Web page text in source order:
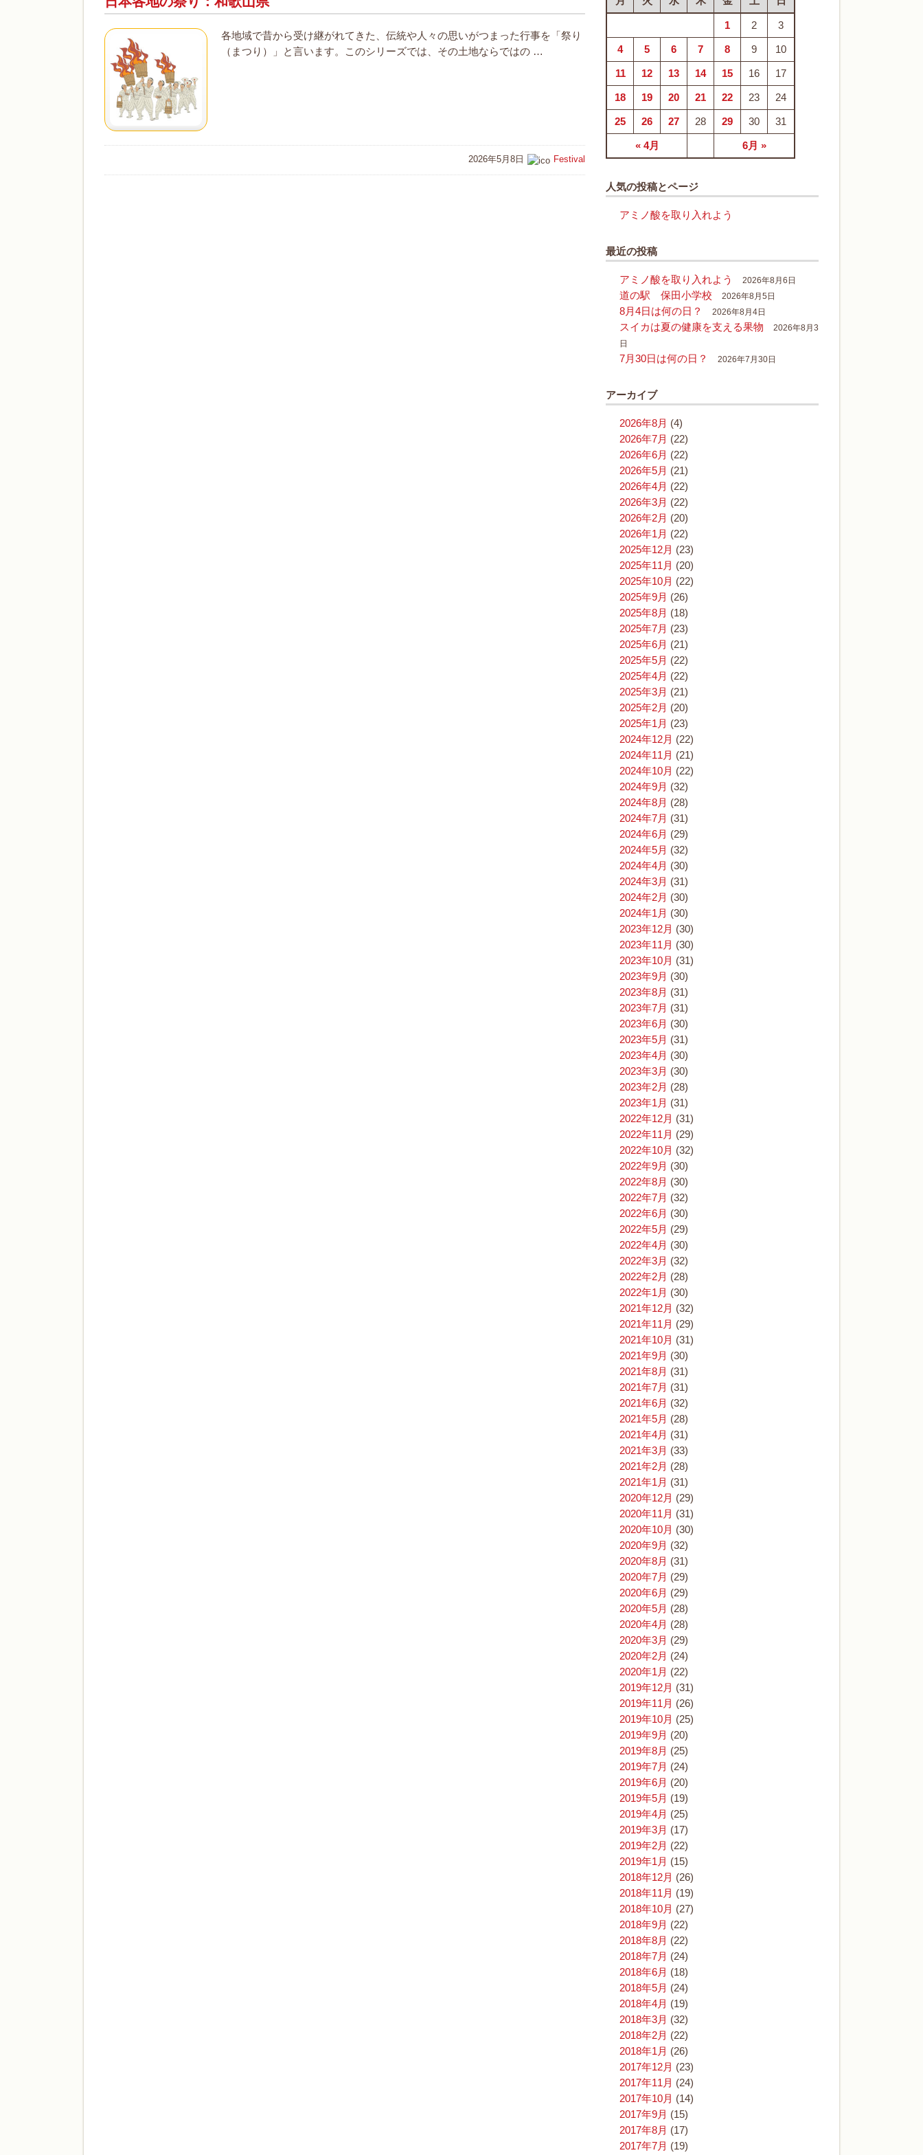
各地域で昔から受け継がれてきた、伝統や人々の思いがつまった行事を「祭り
（まつり）」と言います。このシリーズでは、その土地ならではの …
2026年5月8日 Festival
« 4月 6月 »
1 2 3
4 5 6 7 8 9 10
11 12 13 14 15 16 17
18 19 20 21 22 23 24
25 26 27 28 29 30 31
人気の投稿とページ
アミノ酸を取り入れよう
最近の投稿
アミノ酸を取り入れよう 2026年8月6日
道の駅 保田小学校 2026年8月5日
8月4日は何の日？ 2026年8月4日
スイカは夏の健康を支える果物
2026年8月3
日
7月30日は何の日？ 2026年7月30日
アーカイブ
2026年8月 (4)
2026年7月 (22)
2026年6月 (22)
2026年5月 (21)
2026年4月 (22)
2026年3月 (22)
2026年2月 (20)
2026年1月 (22)
2025年12月 (23)
2025年11月 (20)
2025年10月 (22)
2025年9月 (26)
2025年8月 (18)
2025年7月 (23)
2025年6月 (21)
2025年5月 (22)
2025年4月 (22)
2025年3月 (21)
2025年2月 (20)
2025年1月 (23)
2024年12月 (22)
2024年11月 (21)
2024年10月 (22)
2024年9月 (32)
2024年8月 (28)
2024年7月 (31)
2024年6月 (29)
2024年5月 (32)
2024年4月 (30)
2024年3月 (31)
2024年2月 (30)
2024年1月 (30)
2023年12月 (30)
2023年11月 (30)
2023年10月 (31)
2023年9月 (30)
2023年8月 (31)
2023年7月 (31)
2023年6月 (30)
2023年5月 (31)
2023年4月 (30)
2023年3月 (30)
2023年2月 (28)
2023年1月 (31)
2022年12月 (31)
2022年11月 (29)
2022年10月 (32)
2022年9月 (30)
2022年8月 (30)
2022年7月 (32)
2022年6月 (30)
2022年5月 (29)
2022年4月 (30)
2022年3月 (32)
2022年2月 (28)
2022年1月 (30)
2021年12月 (32)
2021年11月 (29)
2021年10月 (31)
2021年9月 (30)
2021年8月 (31)
2021年7月 (31)
2021年6月 (32)
2021年5月 (28)
2021年4月 (31)
2021年3月 (33)
2021年2月 (28)
2021年1月 (31)
2020年12月 (29)
2020年11月 (31)
2020年10月 (30)
2020年9月 (32)
2020年8月 (31)
2020年7月 (29)
2020年6月 (29)
2020年5月 (28)
2020年4月 (28)
2020年3月 (29)
2020年2月 (24)
2020年1月 (22)
2019年12月 (31)
2019年11月 (26)
2019年10月 (25)
2019年9月 (20)
2019年8月 (25)
2019年7月 (24)
2019年6月 (20)
2019年5月 (19)
2019年4月 (25)
2019年3月 (17)
2019年2月 (22)
2019年1月 (15)
2018年12月 (26)
2018年11月 (19)
2018年10月 (27)
2018年9月 (22)
2018年8月 (22)
2018年7月 (24)
2018年6月 (18)
2018年5月 (24)
2018年4月 (19)
2018年3月 (32)
2018年2月 (22)
2018年1月 (26)
2017年12月 (23)
2017年11月 (24)
2017年10月 (14)
2017年9月 (15)
2017年8月 (17)
2017年7月 (19)